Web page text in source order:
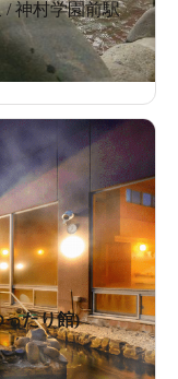
/ 神村学園前駅
たり館)